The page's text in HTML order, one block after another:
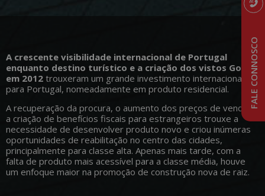
FALE CONNOSCO
A crescente visibilidade internacional de Portugal
enquanto destino turístico e a criação dos vistos Gold
em 2012 trouxeram um grande investimento internacional
para Portugal, nomeadamente em produto residencial.
A recuperação da procura, o aumento dos preços de venda e
a criação de benefícios fiscais para estrangeiros trouxe a
necessidade de desenvolver produto novo e criou inúmeras
oportunidades de reabilitação no centro das cidades,
principalmente para classe alta. Apenas mais tarde, com a
falta de produto mais acessível para a classe média, houve
um enfoque maior na promoção de construção nova de raiz.